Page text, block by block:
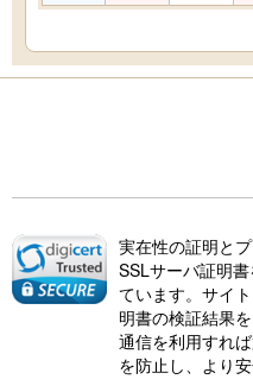
実在性の証明と
SSLサーバ証明
ています。サイ
明書の検証結果
通信を利用すれ
を防止し、より